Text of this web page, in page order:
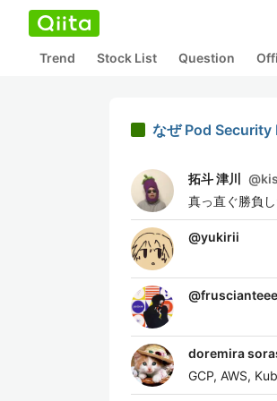
Trend Stock List Question
なぜ Pod Security
拓斗 津川 @
真っ直ぐ勝負
@yukirii
@fruscianteee
doremira
GCP, AWS,